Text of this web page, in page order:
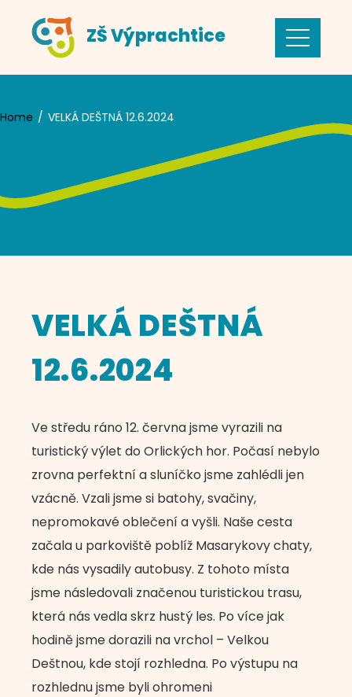
content
ZŠ Výprachtice
Home VELKÁ DEŠTNÁ 12.6.2024
VELKÁ DEŠTNÁ
12.6.2024
Ve středu ráno 12. června jsme vyrazili na
turistický výlet do Orlických hor. Počasí nebylo
zrovna perfektní a sluníčko jsme zahlédli jen
vzácně. Vzali jsme si batohy, svačiny,
nepromokavé oblečení a vyšli. Naše cesta
začala u parkoviště poblíž Masarykovy chaty,
kde nás vysadily autobusy. Z tohoto místa
jsme následovali značenou turistickou trasu,
která nás vedla skrz hustý les. Po více jak
hodině jsme dorazili na vrchol – Velkou
Deštnou, kde stojí rozhledna. Po výstupu na
rozhlednu jsme byli ohromeni